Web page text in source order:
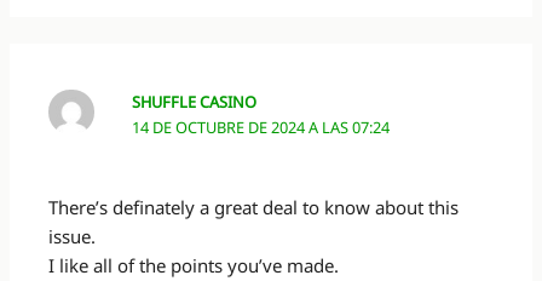
SHUFFLE CASINO
14 DE OCTUBRE DE 2024 A LAS 07:24
There’s definately a great deal to know about this
issue.
I like all of the points you’ve made.